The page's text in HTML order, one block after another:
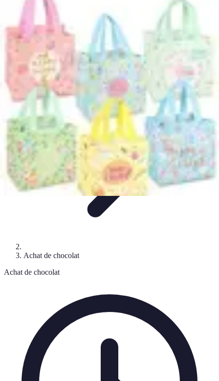
Chocolats de Pâques
Tendances
Saveurs et Variétés
Décoration et
Personnalisation
Chocolats Bio Recettes et DIY
Chocolats de Pâques
Achat de chocolat
Achat de chocolat